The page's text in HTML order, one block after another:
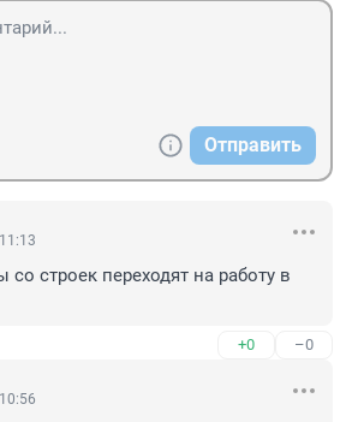
Отправить
со строек переходят на работу в
+0 –0